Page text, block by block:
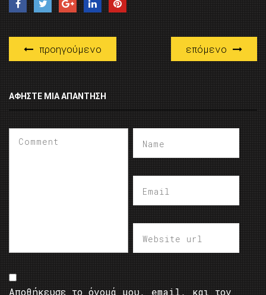
προηγούμενο επόμενο
ΑΦΉΣΤΕ ΜΙΑ ΑΠΆΝΤΗΣΗ
Αποθήκευσε το όνομά μου, email, και τον